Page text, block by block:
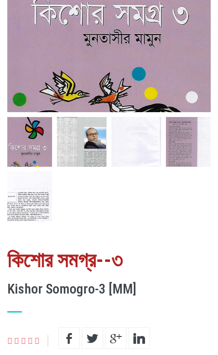
কিশোর সমগ্র--৩
Kishor Somogro-3 [MM]